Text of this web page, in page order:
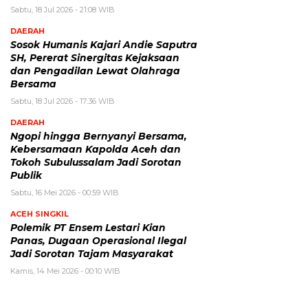
Sabtu, 18 Jul 2026 - 21:08 WIB
DAERAH
Sosok Humanis Kajari Andie Saputra
SH, Pererat Sinergitas Kejaksaan
dan Pengadilan Lewat Olahraga
Bersama
Sabtu, 18 Jul 2026 - 17:36 WIB
DAERAH
Ngopi hingga Bernyanyi Bersama,
Kebersamaan Kapolda Aceh dan
Tokoh Subulussalam Jadi Sorotan
Publik
Sabtu, 16 Mei 2026 - 00:59 WIB
ACEH SINGKIL
Polemik PT Ensem Lestari Kian
Panas, Dugaan Operasional Ilegal
Jadi Sorotan Tajam Masyarakat
Kamis, 14 Mei 2026 - 00:10 WIB